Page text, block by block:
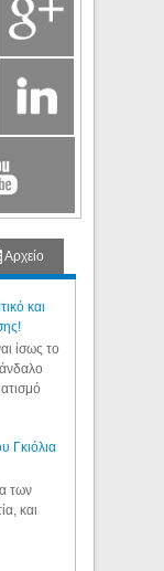
Αρχείο
και
ίσως το
Γκιόλια
των
και